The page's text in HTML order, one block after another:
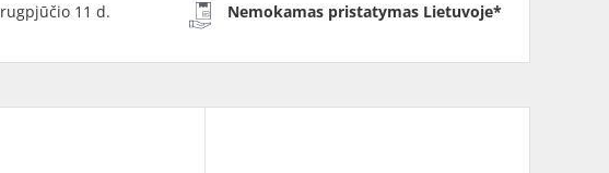
11 d. Nemokamas pristatymas Lietuvoje*